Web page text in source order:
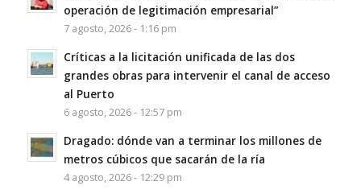
operación de legitimación empresarial”
7 agosto, 2026 - 1:16 pm
Críticas a la licitación unificada de las dos
grandes obras para intervenir el canal de acceso
al Puerto
6 agosto, 2026 - 12:57 pm
Dragado: dónde van a terminar los millones de
metros cúbicos que sacarán de la ría
4 agosto, 2026 - 12:29 pm